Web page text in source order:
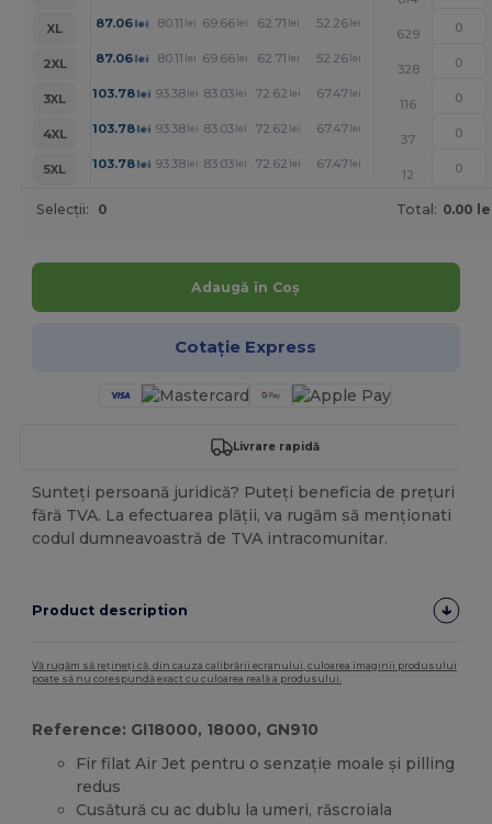
XL
87.06lei 80.11 lei 69.66 lei 62.71 lei 52.26 lei
629
2XL
87.06lei 80.11 lei 69.66 lei 62.71 lei 52.26 lei
328
3XL
103.78lei 93.38 lei 83.03 lei 72.62 lei 67.47 lei
116
4XL
103.78lei 93.38 lei 83.03 lei 72.62 lei 67.47 lei
37
5XL
103.78lei 93.38 lei 83.03 lei 72.62 lei 67.47 lei
12
Selecții: 0 Total: 0.00
Adaugă în Coș
Cotație Express
Livrare rapidă
Sunteți persoană juridică? Puteți beneficia de prețuri
fără TVA. La efectuarea plății, va rugăm să menționati
codul dumneavoastră de TVA intracomunitar.
Product description
Vă rugăm să rețineți că, din cauza calibrării ecranului, culoarea imaginii produsului
poate să nu corespundă exact cu culoarea reală a produsului.
Reference: GI18000, 18000, GN910
Fir filat Air Jet pentru o senzație moale și pilling
redus
Cusătură cu ac dublu la umeri, răscroiala